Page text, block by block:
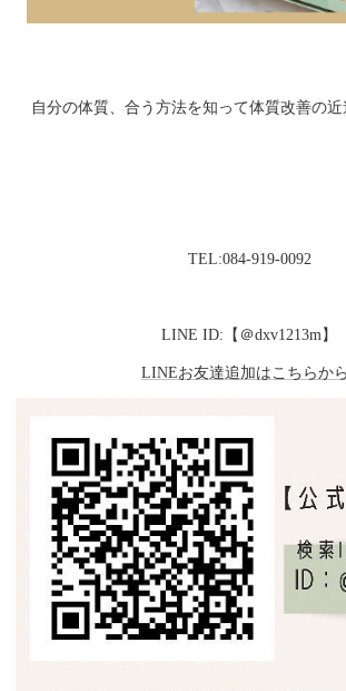
自分の体質、合う方法を知って体質改善の
TEL:084-919-0092
LINE ID:【＠dxv1213m】
LINEお友達追加はこちらか